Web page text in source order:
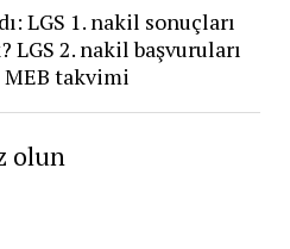
LGS 1. nakil sonuçları
LGS 2. nakil başvuruları
MEB takvimi
olun